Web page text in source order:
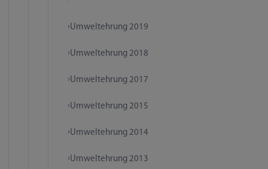
Umweltehrung 2019
Umweltehrung 2018
Umweltehrung 2017
Umweltehrung 2015
Umweltehrung 2014
Umweltehrung 2013